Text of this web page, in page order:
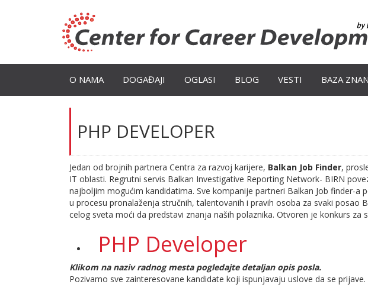
O NAMA DOGAĐAJI OGLASI BLOG VESTI BAZA
PHP DEVELOPER
Jedan od brojnih partnera Centra za razvoj karijere, Balkan Job Finder,
IT oblasti. Regrutni servis Balkan Investigative Reporting Network- BIRN
najboljim mogućim kandidatima. Sve kompanije partneri Balkan Job finder-a
u procesu pronalaženja stručnih, talentovanih i pravih osoba za svaki posao
celog sveta moći da predstavi znanja naših polaznika. Otvoren je konkurs za
PHP Developer
Klikom na naziv radnog mesta pogledajte detaljan opis posla.
Pozivamo sve zainteresovane kandidate koji ispunjavaju uslove da se prijave.